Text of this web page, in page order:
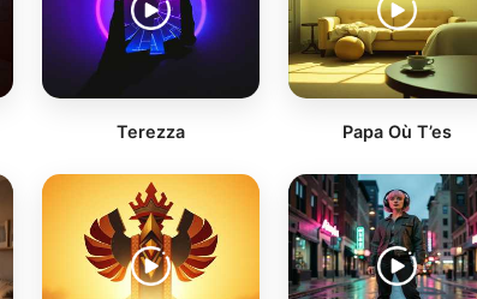
Terezza Papa Où T’es